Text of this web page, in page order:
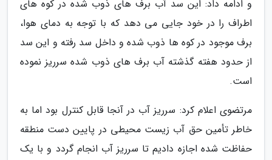
و ادامه داد: این سد آب برف های ذوب شده در کوه های
اطراف را در خود جایی می دهد که با توجه به دمای هوا،
برف موجود در کوه ها ذوب شده و داخل سد رفته و این سد
از حدود هفته گذشته آب برف های ذوب شده سرریز نموده
است.
مرتضوی اعلام کرد: سرریز آب در آنجا قابل کنترل بود اما به
خاطر تأمین حق آب زیست محیطی در پایین دست منطقه
حفاظت شده اجازه دادیم تا سرریز آب انجام گردد و با یک